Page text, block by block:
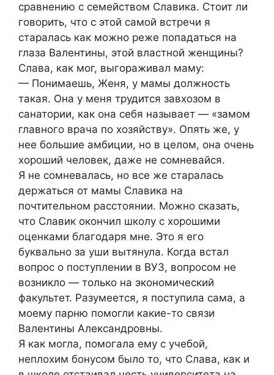
сравнению с семейством Славика. Стоит ли
говорить, что с этой самой встречи я
старалась как можно реже попадаться на
глаза Валентины, этой властной женщины?
Слава, как мог, выгораживал маму:
— Понимаешь, Женя, у мамы должность
такая. Она у меня трудится завхозом в
санатории, как она себя называет — «замом
главного врача по хозяйству». Опять же, у
нее большие амбиции, но в целом, она очень
хороший человек, даже не сомневайся.
Я не сомневалась, но все же старалась
держаться от мамы Славика на
почтительном расстоянии. Можно сказать,
что Славик окончил школу с хорошими
оценками благодаря мне. Это я его
буквально за уши вытянула. Когда встал
вопрос о поступлении в ВУЗ, вопросом не
возникло — только на экономический
факультет. Разумеется, я поступила сама, а
моему парню помогли какие-то связи
Валентины Александровны.
Я как могла, помогала ему с учебой,
неплохим бонусом было то, что Слава, как и